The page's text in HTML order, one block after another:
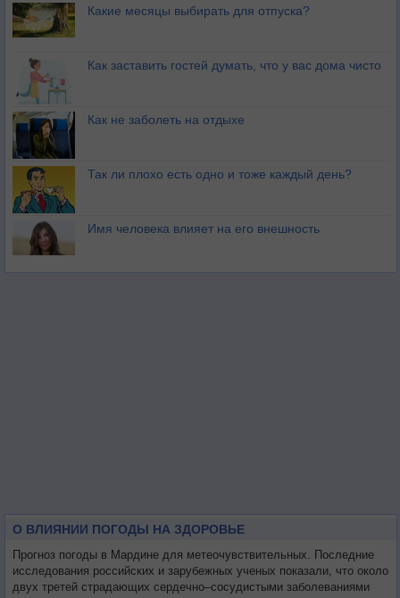
Какие месяцы выбирать для отпуска?
Как заставить гостей думать, что у вас дома чисто
Как не заболеть на отдыхе
Так ли плохо есть одно и тоже каждый день?
Имя человека влияет на его внешность
О ВЛИЯНИИ ПОГОДЫ НА ЗДОРОВЬЕ
Прогноз погоды в Мардине для метеочувствительных. Последние
исследования российских и зарубежных ученых показали, что около
двух третей страдающих сердечно–сосудистыми заболеваниями